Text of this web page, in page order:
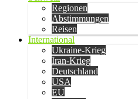
Regionen
Abstimmungen
Reisen
International
Ukraine-Krieg
Iran-Krieg
Deutschland
USA
EU